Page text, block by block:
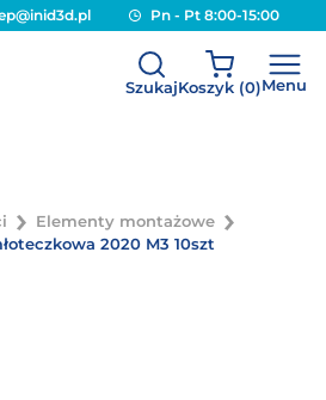
Pn - Pt 8:00-15:00
SzukajKoszyk (0)Menu
Elementy montażowe
2020 M3 10szt